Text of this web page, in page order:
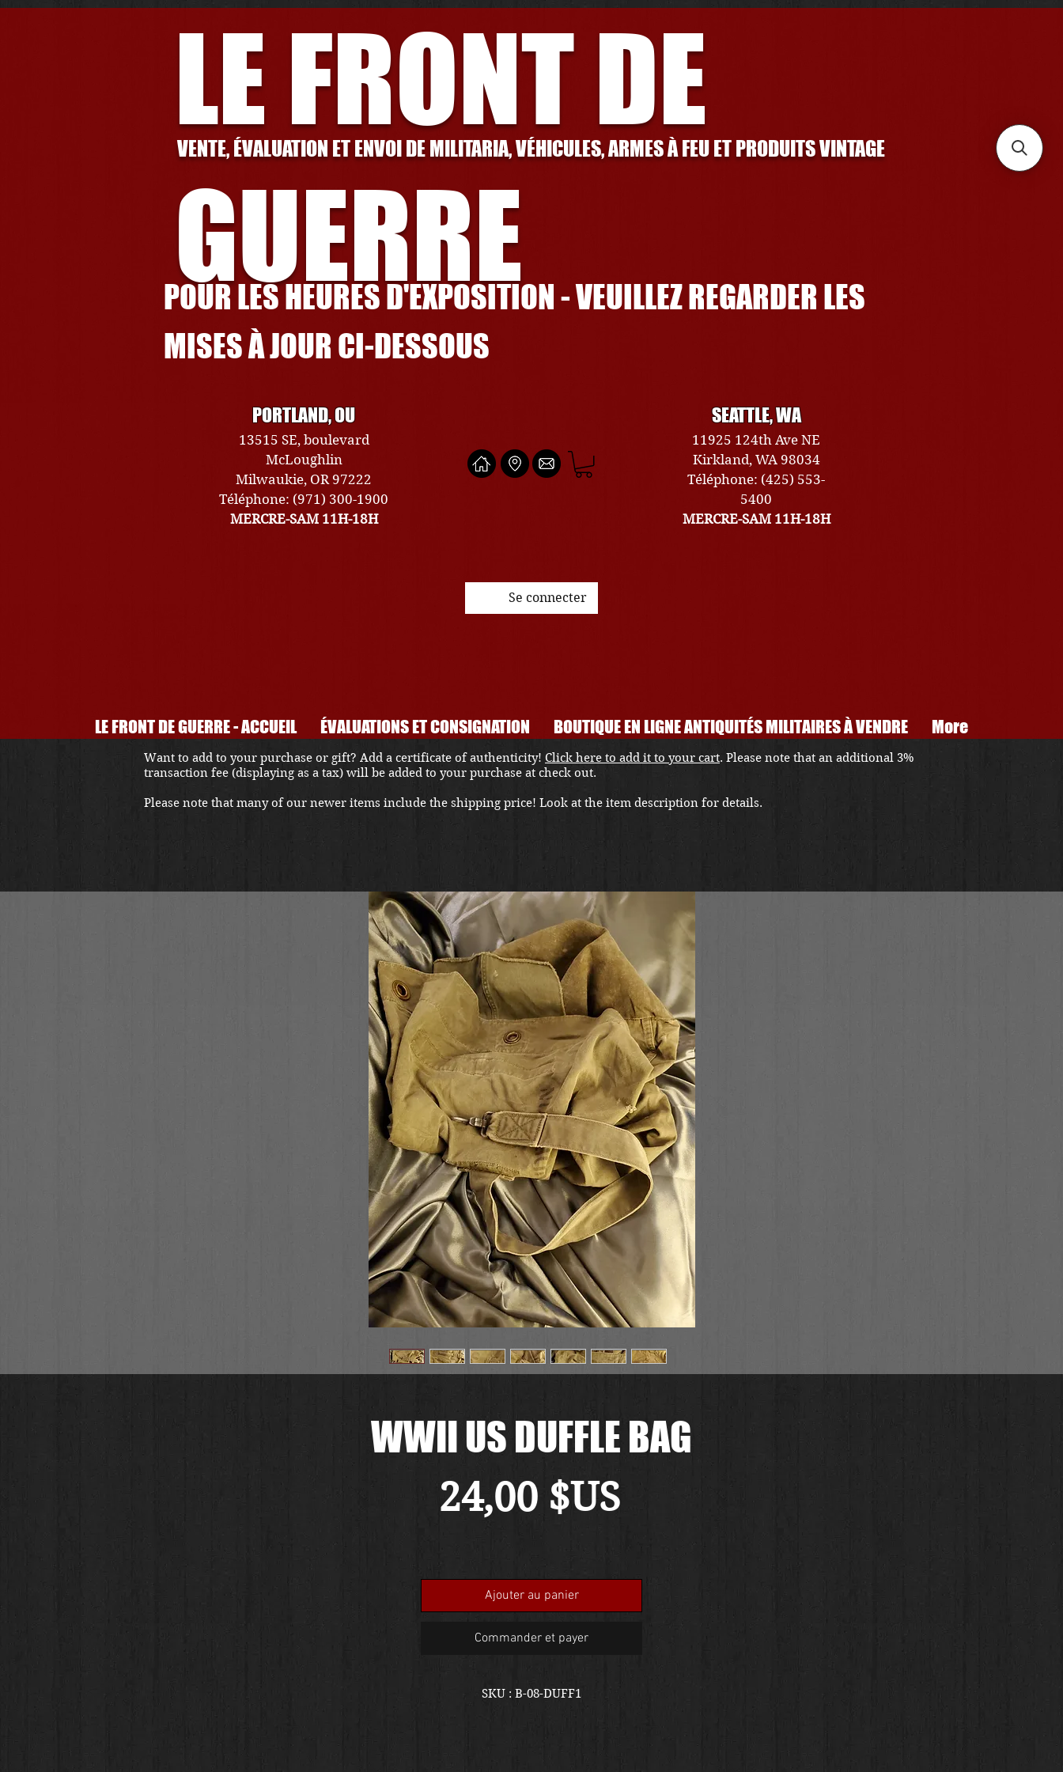
LE FRONT DE
GUERRE
VENTE, ÉVALUATION ET ENVOI DE MILITARIA, VÉHICULES, ARMES À FEU ET PRODUITS VINTAGE
POUR LES HEURES D'EXPOSITION - VEUILLEZ REGARDER LES
MISES À JOUR CI-DESSOUS
PORTLAND, OU
13515 SE, boulevard
McLoughlin
Milwaukie, OR 97222
Téléphone: (971) 300-1900
MERCRE-SAM 11H-18H
SEATTLE, WA
11925 124th Ave NE
Kirkland, WA 98034
Téléphone: (425) 553-
5400
MERCRE-SAM 11H-18H
Se connecter
LE FRONT DE GUERRE - ACCUEIL ÉVALUATIONS ET CONSIGNATION BOUTIQUE EN LIGNE ANTIQUITÉS MILITAIRES À VENDRE More
WWII US DUFFLE BAG
24,00 $USPrix
Ajouter au panier
Commander et payer
SKU : B-08-DUFF1
Want to add to your purchase or gift? Add a certificate of authenticity! Click here to add it to your cart. Please note that an additional 3%
transaction fee (displaying as a tax) will be added to your purchase at check out.
Please note that many of our newer items include the shipping price! Look at the item description for details.